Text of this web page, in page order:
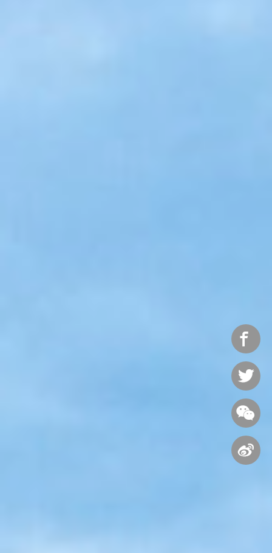



